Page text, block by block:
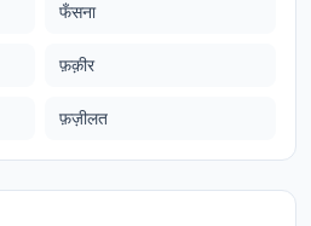
फँसना
फ़क़ीर
फ़ज़ीलत